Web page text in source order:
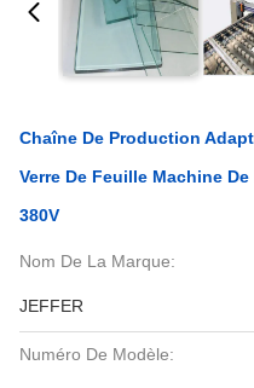
Chaîne De Production
Verre De Feuille Machine
380V
Nom De La Marque:
JEFFER
Numéro De Modèle: